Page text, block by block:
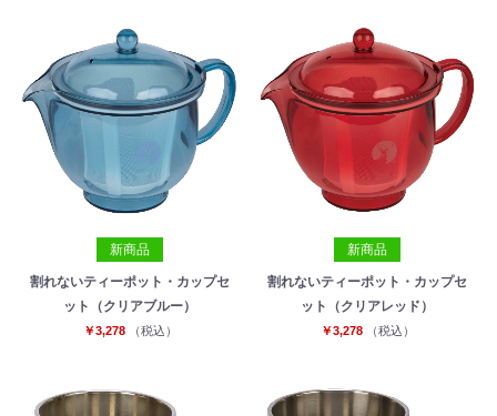
新商品
割れないティーポット・カップセ
ット（クリアブルー）
￥3,278 （税込）
新商品
割れないティーポット・カップセ
ット（クリアレッド）
￥3,278 （税込）